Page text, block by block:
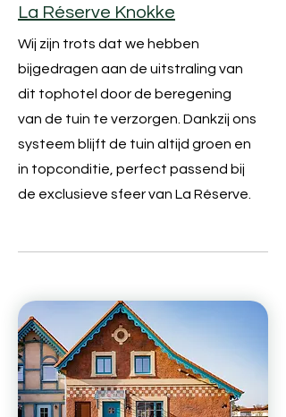
La Réserve Knokke
Wij zijn trots dat we hebben
bijgedragen aan de uitstraling van
dit tophotel door de beregening
van de tuin te verzorgen. Dankzij ons
systeem blijft de tuin altijd groen en
in topconditie, perfect passend bij
de exclusieve sfeer van La Réserve.